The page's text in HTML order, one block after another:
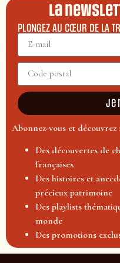
La
PLONGEZ AU CŒUR DE LA
Je
Abonnez-vous et découvrez :
Des découvertes de
françaises
Des histoires et
précieux patrimoine
Des playlists
monde
Des promotions